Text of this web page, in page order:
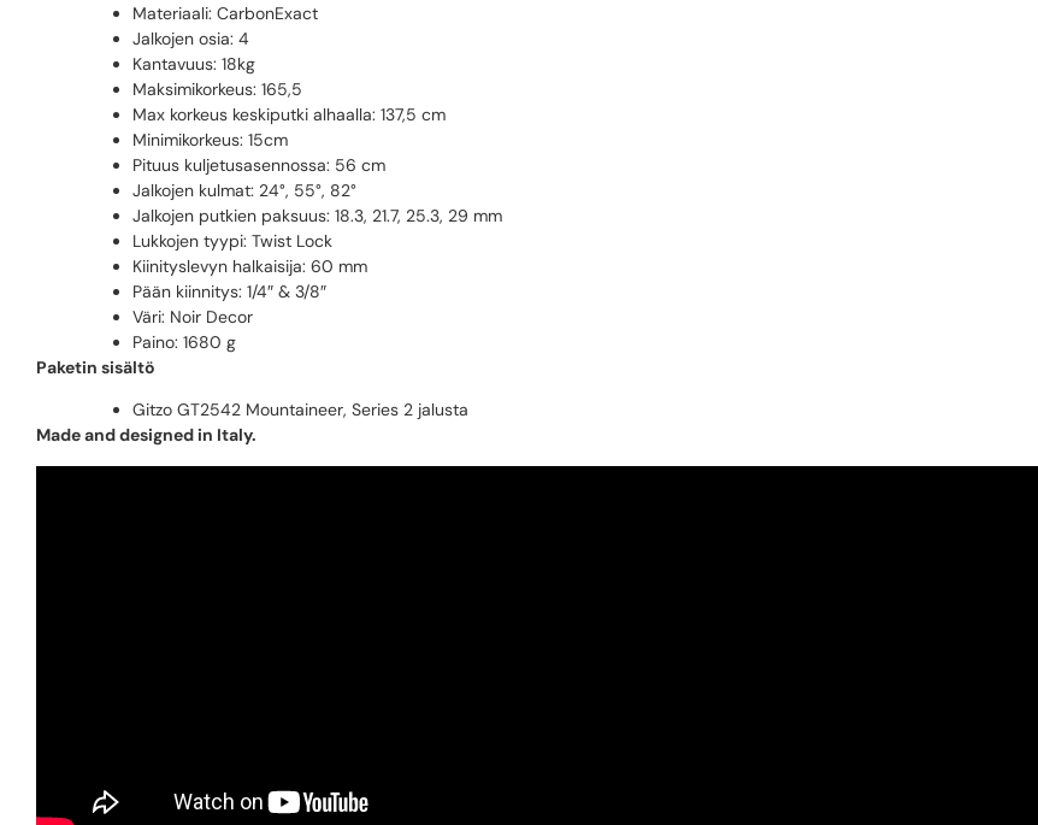
Materiaali: CarbonExact
Jalkojen osia: 4
Kantavuus: 18kg
Maksimikorkeus: 165,5
Max korkeus keskiputki alhaalla: 137,5 cm
Minimikorkeus: 15cm
Pituus kuljetusasennossa: 56 cm
Jalkojen kulmat: 24°, 55°, 82°
Jalkojen putkien paksuus: 18.3, 21.7, 25.3, 29 mm
Lukkojen tyypi: Twist Lock
Kiinityslevyn halkaisija: 60 mm
Pään kiinnitys: 1/4″ & 3/8″
Väri: Noir Decor
Paino: 1680 g
Paketin sisältö
Gitzo GT2542 Mountaineer, Series 2 jalusta
Made and designed in Italy.